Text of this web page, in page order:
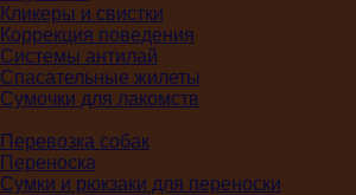
Кликеры и свистки
Коррекция поведения
Системы антилай
Спасательные жилеты
Сумочки для лакомств
Перевозка собак
Переноска
Сумки и рюкзаки для переноски